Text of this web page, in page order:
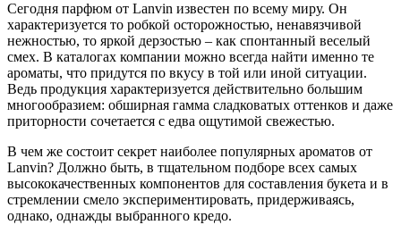
Сегодня парфюм от Lanvin известен по всему миру. Он
характеризуется то робкой осторожностью, ненавязчивой
нежностью, то яркой дерзостью – как спонтанный веселый
смех. В каталогах компании можно всегда найти именно те
ароматы, что придутся по вкусу в той или иной ситуации.
Ведь продукция характеризуется действительно большим
многообразием: обширная гамма сладковатых оттенков и даже
приторности сочетается с едва ощутимой свежестью.
В чем же состоит секрет наиболее популярных ароматов от
Lanvin? Должно быть, в тщательном подборе всех самых
высококачественных компонентов для составления букета и в
стремлении смело экспериментировать, придерживаясь,
однако, однажды выбранного кредо.